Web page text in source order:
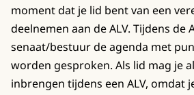
moment dat je lid bent van een
deelnemen aan de ALV. Tijdens de
senaat/bestuur de agenda met
worden gesproken. Als lid mag je
inbrengen tijdens een ALV, omdat